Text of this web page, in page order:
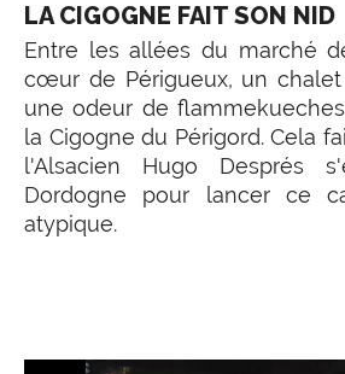
LA CIGOGNE FAIT SON NID
Entre les allées du marché
cœur de Périgueux, un
une odeur de
la Cigogne du Périgord. Cela
l'Alsacien Hugo Després
Dordogne pour lancer ce
atypique.